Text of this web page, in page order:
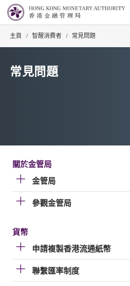
主頁 / 智醒消費者 / 常見問題
常見問題
關於金管局
金管局
參觀金管局
貨幣
申請複製香港流通紙幣
聯繫匯率制度